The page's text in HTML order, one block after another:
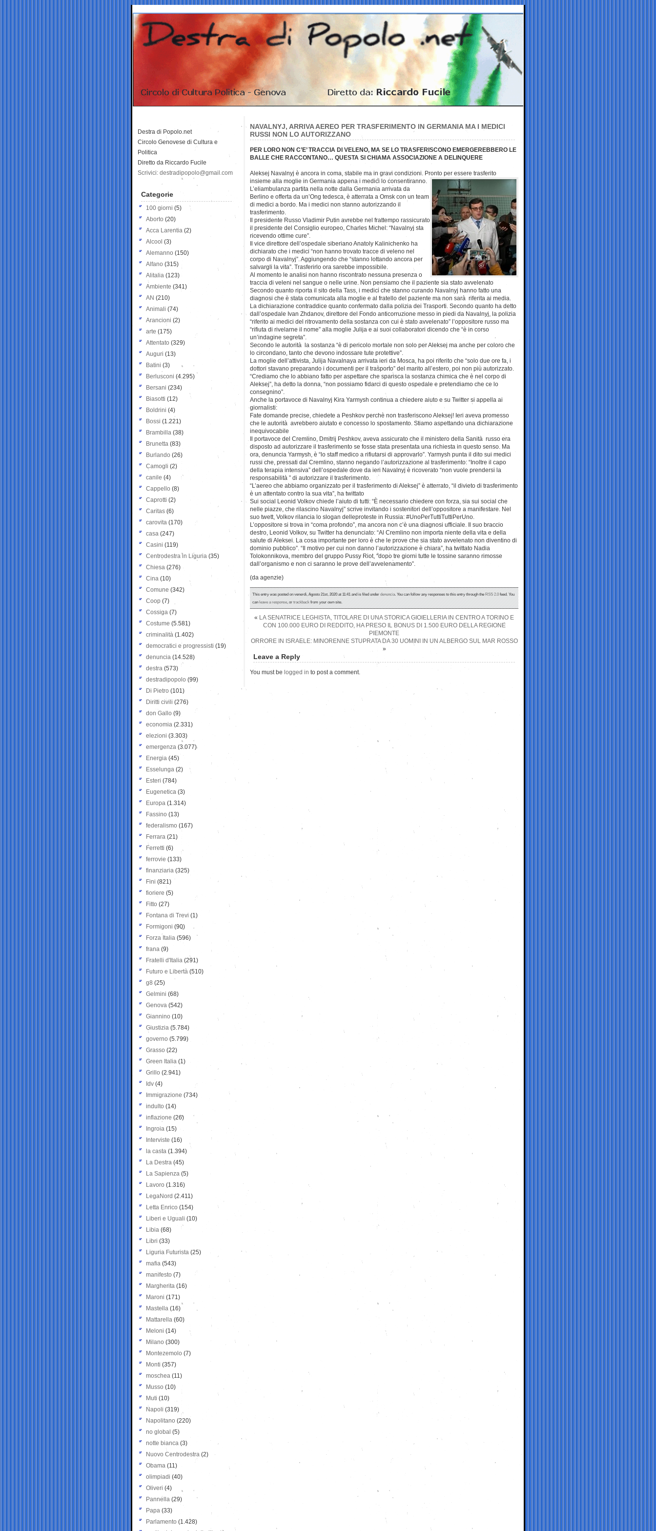
NAVALNYJ, ARRIVA AEREO PER TRASFERIMENTO IN GERMANIA MA I MEDICI
RUSSI NON LO AUTORIZZANO
PER LORO NON C’E’ TRACCIA DI VELENO, MA SE LO TRASFERISCONO EMERGEREBBERO LE
BALLE CHE RACCONTANO… QUESTA SI CHIAMA ASSOCIAZIONE A DELINQUERE
Aleksej Navalnyj è ancora in coma, stabile ma in gravi condizioni. Pronto per essere trasferito
insieme alla moglie in Germania appena i medici lo consentiranno.
L’eliambulanza partita nella notte dalla Germania arrivata da
Berlino e offerta da un’Ong tedesca, è atterrata a Omsk con un team
di medici a bordo. Ma i medici non stanno autorizzando il
trasferimento.
Il presidente Russo Vladimir Putin avrebbe nel frattempo rassicurato
il presidente del Consiglio europeo, Charles Michel: “Navalnyj sta
ricevendo ottime cure”.
Il vice direttore dell’ospedale siberiano Anatoly Kalinichenko ha
dichiarato che i medici “non hanno trovato tracce di veleno nel
corpo di Navalnyj”. Aggiungendo che “stanno lottando ancora per
salvargli la vita”. Trasferirlo ora sarebbe impossibile.
Al momento le analisi non hanno riscontrato nessuna presenza o
traccia di veleni nel sangue o nelle urine. Non pensiamo che il paziente sia stato avvelenato
Secondo quanto riporta il sito della Tass, i medici che stanno curando Navalnyj hanno fatto una
diagnosi che è stata comunicata alla moglie e al fratello del paziente ma non sarà riferita ai media.
La dichiarazione contraddice quanto confermato dalla polizia dei Trasporti. Secondo quanto ha detto
dall’ospedale Ivan Zhdanov, direttore del Fondo anticorruzione messo in piedi da Navalnyj, la polizia
“riferito ai medici del ritrovamento della sostanza con cui è stato avvelenato” l’oppositore russo ma
“rifiuta di rivelarne il nome” alla moglie Julija e ai suoi collaboratori dicendo che “è in corso
un’indagine segreta”.
Secondo le autorità la sostanza “è di pericolo mortale non solo per Aleksej ma anche per coloro che
lo circondano, tanto che devono indossare tute protettive”.
La moglie dell’attivista, Julija Navalnaya arrivata ieri da Mosca, ha poi riferito che “solo due ore fa, i
dottori stavano preparando i documenti per il trasporto” del marito all’estero, poi non più autorizzato.
“Crediamo che lo abbiano fatto per aspettare che sparisca la sostanza chimica che è nel corpo di
Aleksej”, ha detto la donna, “non possiamo fidarci di questo ospedale e pretendiamo che ce lo
consegnino”.
Anche la portavoce di Navalnyj Kira Yarmysh continua a chiedere aiuto e su Twitter si appella ai
giornalisti:
Fate domande precise, chiedete a Peshkov perchè non trasferiscono Aleksej! Ieri aveva promesso
che le autorità avrebbero aiutato e concesso lo spostamento. Stiamo aspettando una dichiarazione
inequivocabile
Il portavoce del Cremlino, Dmitrij Peshkov, aveva assicurato che il ministero della Sanità russo era
disposto ad autorizzare il trasferimento se fosse stata presentata una richiesta in questo senso. Ma
ora, denuncia Yarmysh, è “lo staff medico a rifiutarsi di approvarlo”. Yarmysh punta il dito sui medici
russi che, pressati dal Cremlino, stanno negando l’autorizzazione al trasferimento: “Inoltre il capo
della terapia intensiva” dell’ospedale dove da ieri Navalnyj è ricoverato “non vuole prendersi la
responsabilità ” di autorizzare il trasferimento.
“L’aereo che abbiamo organizzato per il trasferimento di Aleksej” è atterrato, “il divieto di trasferimento
è un attentato contro la sua vita”, ha twittato
Sui social Leonid Volkov chiede l’aiuto di tutti: “È necessario chiedere con forza, sia sui social che
nelle piazze, che rilascino Navalnyj” scrive invitando i sostenitori dell’oppositore a manifestare. Nel
suo twett, Volkov rilancia lo slogan delleproteste in Russia: #UnoPerTuttiTuttiPerUno.
L’oppositore si trova in “coma profondo”, ma ancora non c’è una diagnosi ufficiale. Il suo braccio
destro, Leonid Volkov, su Twitter ha denunciato: “Al Cremlino non importa niente della vita e della
salute di Aleksei. La cosa importante per loro è che le prove che sia stato avvelenato non diventino di
dominio pubblico”. “Il motivo per cui non danno l’autorizzazione è chiara”, ha twittato Nadia
Tolokonnikova, membro del gruppo Pussy Riot, “dopo tre giorni tutte le tossine saranno rimosse
dall’organismo e non ci saranno le prove dell’avvelenamento”.
(da agenzie)
This entry was posted on venerdì, Agosto 21st, 2020 at 11:41 and is filed underdenuncia. You can follow any responses to this entry through theRSS 2.0feed. You
canleave a response, ortrackbackfrom your own site.
« LA SENATRICE LEGHISTA, TITOLARE DI UNA STORICA GIOIELLERIA IN CENTRO A TORINO E
CON 100.000 EURO DI REDDITO, HA PRESO IL BONUS DI 1.500 EURO DELLA REGIONE
PIEMONTE
ORRORE IN ISRAELE: MINORENNE STUPRATA DA 30 UOMINI IN UN ALBERGO SUL MAR ROSSO
»
Leave a Reply
You must be logged in to post a comment.
Destra di Popolo.net
Circolo Genovese di Cultura e
Politica
Diretto da Riccardo Fucile
Scrivici: destradipopolo@gmail.com
Categorie
100 giorni (5)
Aborto (20)
Acca Larentia (2)
Alcool (3)
Alemanno (150)
Alfano (315)
Alitalia (123)
Ambiente (341)
AN (210)
Animali (74)
Arancioni (2)
arte (175)
Attentato (329)
Auguri (13)
Batini (3)
Berlusconi (4.295)
Bersani (234)
Biasotti (12)
Boldrini (4)
Bossi (1.221)
Brambilla (38)
Brunetta (83)
Burlando (26)
Camogli (2)
canile (4)
Cappello (8)
Caprotti (2)
Caritas (6)
carovita (170)
casa (247)
Casini (119)
Centrodestra in Liguria (35)
Chiesa (276)
Cina (10)
Comune (342)
Coop (7)
Cossiga (7)
Costume (5.581)
criminalità (1.402)
democratici e progressisti (19)
denuncia (14.528)
destra (573)
destradipopolo (99)
Di Pietro (101)
Diritti civili (276)
don Gallo (9)
economia (2.331)
elezioni (3.303)
emergenza (3.077)
Energia (45)
Esselunga (2)
Esteri (784)
Eugenetica (3)
Europa (1.314)
Fassino (13)
federalismo (167)
Ferrara (21)
Ferretti (6)
ferrovie (133)
finanziaria (325)
Fini (821)
fioriere (5)
Fitto (27)
Fontana di Trevi (1)
Formigoni (90)
Forza Italia (596)
frana (9)
Fratelli d'Italia (291)
Futuro e Libertà (510)
g8 (25)
Gelmini (68)
Genova (542)
Giannino (10)
Giustizia (5.784)
governo (5.799)
Grasso (22)
Green Italia (1)
Grillo (2.941)
Idv (4)
Immigrazione (734)
indulto (14)
inflazione (26)
Ingroia (15)
Interviste (16)
la casta (1.394)
La Destra (45)
La Sapienza (5)
Lavoro (1.316)
LegaNord (2.411)
Letta Enrico (154)
Liberi e Uguali (10)
Libia (68)
Libri (33)
Liguria Futurista (25)
mafia (543)
manifesto (7)
Margherita (16)
Maroni (171)
Mastella (16)
Mattarella (60)
Meloni (14)
Milano (300)
Montezemolo (7)
Monti (357)
moschea (11)
Musso (10)
Muti (10)
Napoli (319)
Napolitano (220)
no global (5)
notte bianca (3)
Nuovo Centrodestra (2)
Obama (11)
olimpiadi (40)
Oliveri (4)
Pannella (29)
Papa (33)
Parlamento (1.428)